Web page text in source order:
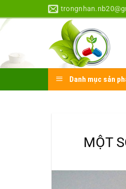
to
content
Danh mục sản
MỘT